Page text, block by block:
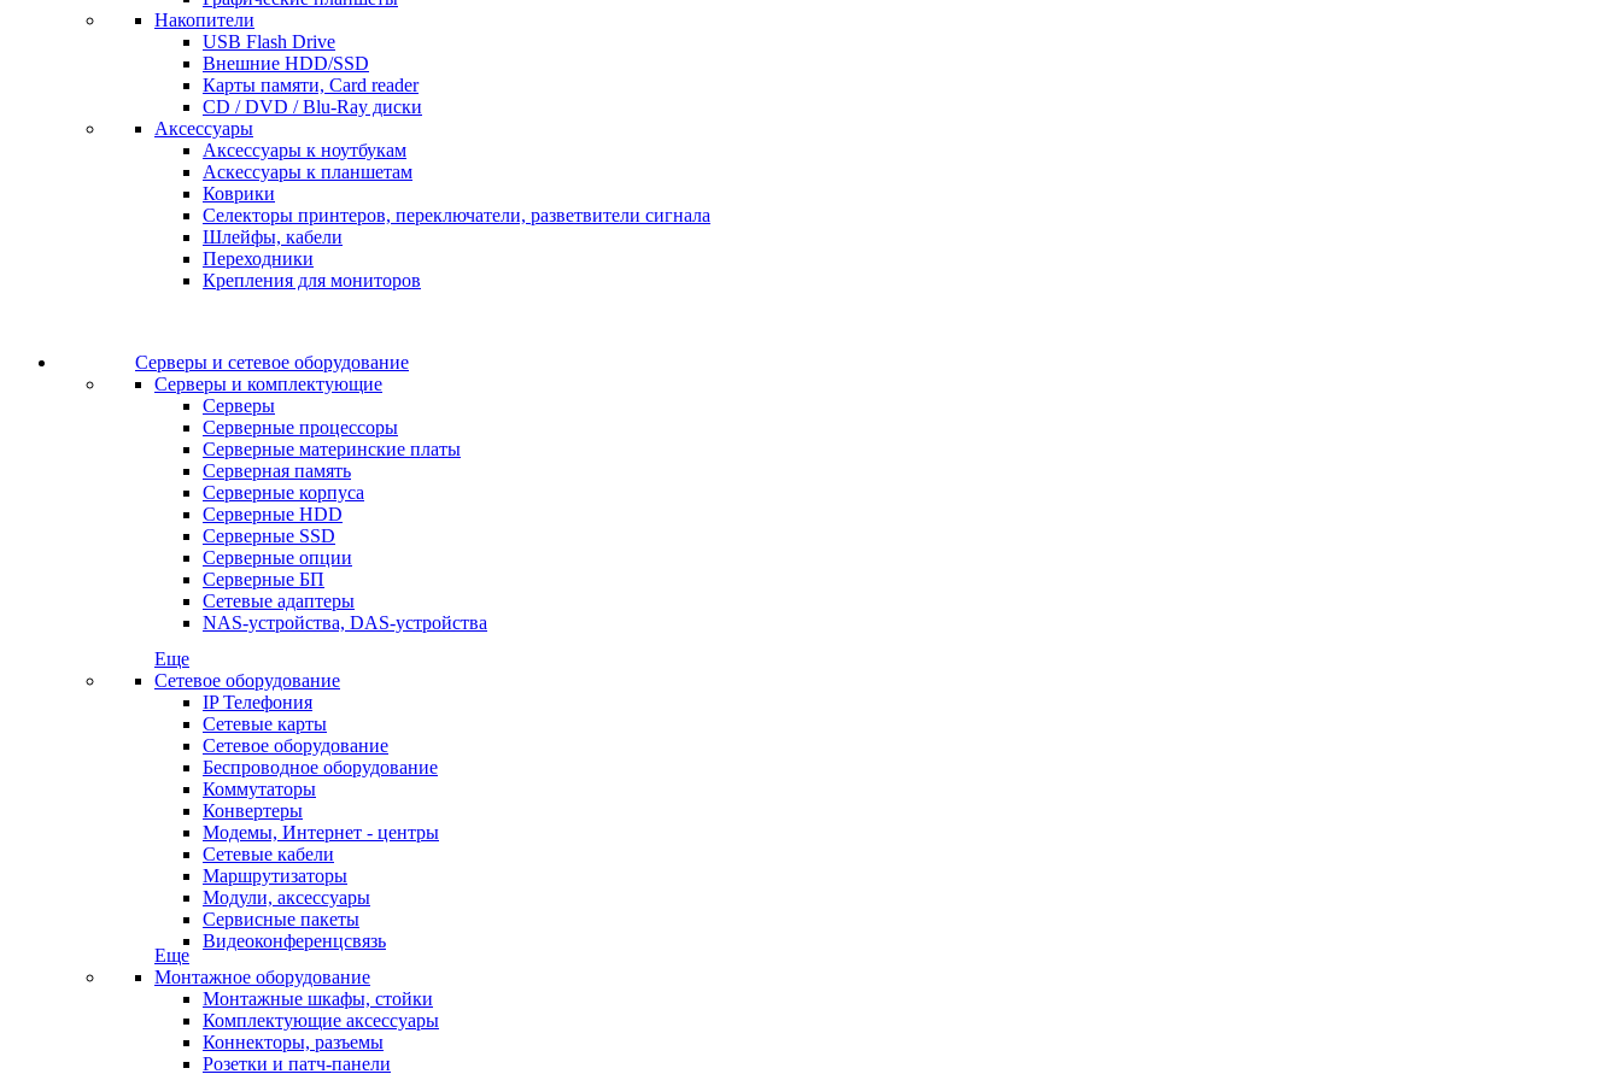
Накопители
USB Flash Drive
Внешние HDD/SSD
Карты памяти, Card reader
CD / DVD / Blu-Ray диски
Аксессуары
Аксессуары к ноутбукам
Аскессуары к планшетам
Коврики
Селекторы принтеров, переключатели, разветвители сигнала
Шлейфы, кабели
Переходники
Крепления для мониторов
Серверы и сетевое оборудование
Серверы и комплектующие
Серверы
Серверные процессоры
Серверные материнские платы
Серверная память
Серверные корпуса
Серверные HDD
Серверные SSD
Серверные опции
Серверные БП
Сетевые адаптеры
NAS-устройства, DAS-устройства
Еще
Сетевое оборудование
IP Телефония
Сетевые карты
Сетевое оборудование
Беспроводное оборудование
Коммутаторы
Конвертеры
Модемы, Интернет - центры
Сетевые кабели
Маршрутизаторы
Модули, аксессуары
Сервисные пакеты
Видеоконференцсвязь
Еще
Монтажное оборудование
Монтажные шкафы, стойки
Комплектующие аксессуары
Коннекторы, разъемы
Розетки и патч-панели